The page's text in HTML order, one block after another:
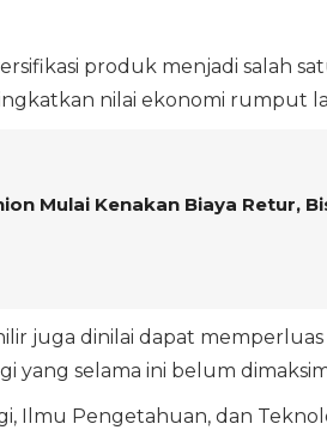
produk menjadi salah
nilai ekonomi rumput
Mulai Kenakan Biaya Retur,
juga dinilai dapat
yang selama ini belum
Ilmu Pengetahuan, dan